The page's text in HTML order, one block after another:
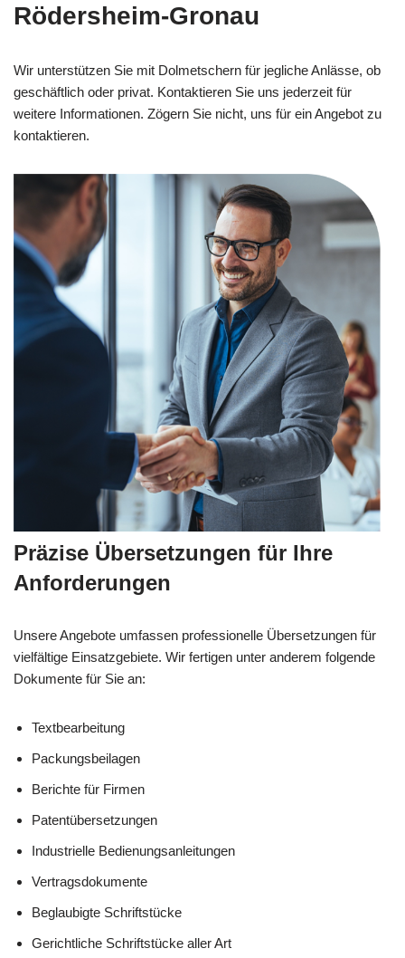
Rödersheim-Gronau
Wir unterstützen Sie mit Dolmetschern für jegliche Anlässe, ob
geschäftlich oder privat. Kontaktieren Sie uns jederzeit für
weitere Informationen. Zögern Sie nicht, uns für ein Angebot zu
kontaktieren.
Präzise Übersetzungen für Ihre
Anforderungen
Unsere Angebote umfassen professionelle Übersetzungen für
vielfältige Einsatzgebiete. Wir fertigen unter anderem folgende
Dokumente für Sie an:
Textbearbeitung
Packungsbeilagen
Berichte für Firmen
Patentübersetzungen
Industrielle Bedienungsanleitungen
Vertragsdokumente
Beglaubigte Schriftstücke
Gerichtliche Schriftstücke aller Art